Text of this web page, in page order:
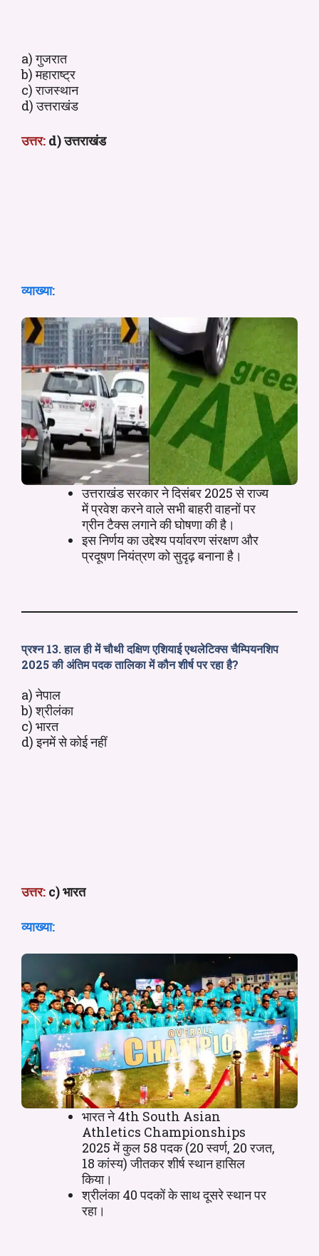
a) गुजरात
b) महाराष्ट्र
c) राजस्थान
d) उत्तराखंड
उत्तर: d) उत्तराखंड
व्याख्या:
उत्तराखंड सरकार ने दिसंबर 2025 से राज्य
में प्रवेश करने वाले सभी बाहरी वाहनों पर
ग्रीन टैक्स लगाने की घोषणा की है।
इस निर्णय का उद्देश्य पर्यावरण संरक्षण और
प्रदूषण नियंत्रण को सुदृढ़ बनाना है।
प्रश्न 13. हाल ही में चौथी दक्षिण एशियाई एथलेटिक्स चैम्पियनशिप
2025 की अंतिम पदक तालिका में कौन शीर्ष पर रहा है?
a) नेपाल
b) श्रीलंका
c) भारत
d) इनमें से कोई नहीं
उत्तर: c) भारत
व्याख्या:
भारत ने 4th South Asian
Athletics Championships
2025 में कुल 58 पदक (20 स्वर्ण, 20 रजत,
18 कांस्य) जीतकर शीर्ष स्थान हासिल
किया।
श्रीलंका 40 पदकों के साथ दूसरे स्थान पर
रहा।